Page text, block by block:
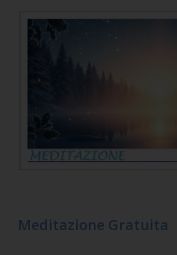
Meditazione Gratuita